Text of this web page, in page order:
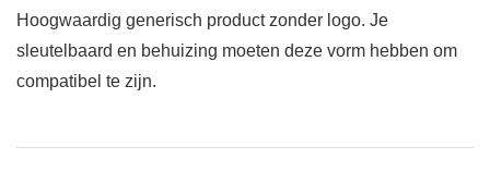
Hoogwaardig generisch product zonder logo. Je
sleutelbaard en behuizing moeten deze vorm hebben om
compatibel te zijn.